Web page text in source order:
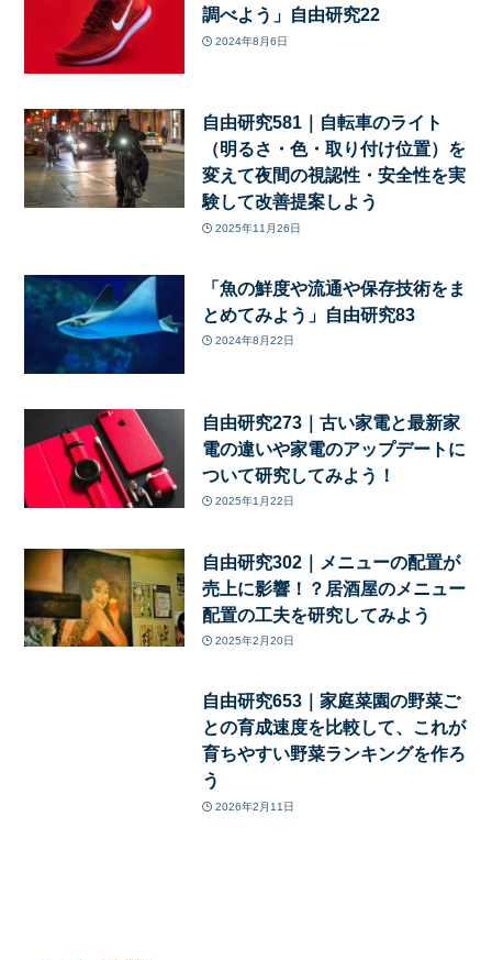
調べよう」自由研究22
2024年8月6日
自由研究581｜自転車のライト
（明るさ・色・取り付け位置）を
変えて夜間の視認性・安全性を実
験して改善提案しよう
2025年11月26日
「魚の鮮度や流通や保存技術をま
とめてみよう」自由研究83
2024年8月22日
自由研究273｜古い家電と最新家
電の違いや家電のアップデートに
ついて研究してみよう！
2025年1月22日
自由研究302｜メニューの配置が
売上に影響！？居酒屋のメニュー
配置の工夫を研究してみよう
2025年2月20日
自由研究653｜家庭菜園の野菜ご
との育成速度を比較して、これが
育ちやすい野菜ランキングを作ろ
う
2026年2月11日